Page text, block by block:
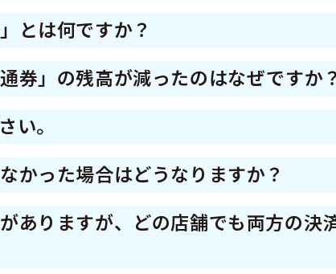
・サービス業等を営む、本事業の参加店
使用できません。
ニ、アパレルショップ、美容院、ドラッグ
ー等の参加店舗である旨の表示があるほ
とは何ですか？
ご利用いただけますが、「中小店専用券
はポスター等参加店舗の表示内容をご確
券」の残高が減ったのはなぜですか？
専用券」に残高があれば「中小店専用券
通券」の残高が減ります。
い。
令和8年9月30日（水）までです。 期間
かった場合はどうなりますか？
きません。必ず利用期間内にご利用くだ
のでご注意ください。
ありますが、どの店舗でも両方の決